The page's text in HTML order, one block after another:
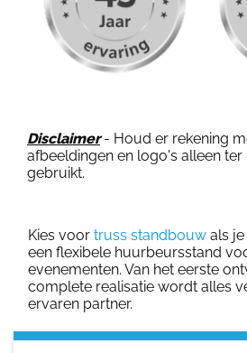
Disclaimer- Houd er rekening
afbeeldingen en logo's alleen
gebruikt.
Kies voor truss standbouw als
een flexibele huurbeursstand
evenementen. Van het eerste
complete realisatie wordt alles
ervaren partner.